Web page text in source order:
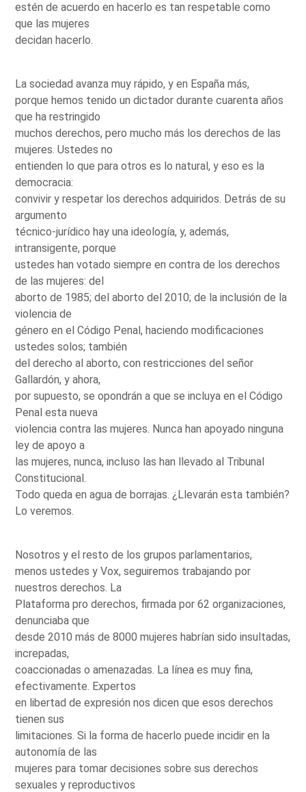
estén de acuerdo en hacerlo es tan respetable como
que las mujeres
decidan hacerlo.
La sociedad avanza muy rápido, y en España más,
porque hemos tenido un dictador durante cuarenta años
que ha restringido
muchos derechos, pero mucho más los derechos de las
mujeres. Ustedes no
entienden lo que para otros es lo natural, y eso es la
democracia:
convivir y respetar los derechos adquiridos. Detrás de su
argumento
técnico-jurídico hay una ideología, y, además,
intransigente, porque
ustedes han votado siempre en contra de los derechos
de las mujeres: del
aborto de 1985; del aborto del 2010; de la inclusión de la
violencia de
género en el Código Penal, haciendo modificaciones
ustedes solos; también
del derecho al aborto, con restricciones del señor
Gallardón, y ahora,
por supuesto, se opondrán a que se incluya en el Código
Penal esta nueva
violencia contra las mujeres. Nunca han apoyado ninguna
ley de apoyo a
las mujeres, nunca, incluso las han llevado al Tribunal
Constitucional.
Todo queda en agua de borrajas. ¿Llevarán esta también?
Lo veremos.
Nosotros y el resto de los grupos parlamentarios,
menos ustedes y Vox, seguiremos trabajando por
nuestros derechos. La
Plataforma pro derechos, firmada por 62 organizaciones,
denunciaba que
desde 2010 más de 8000 mujeres habrían sido insultadas,
increpadas,
coaccionadas o amenazadas. La línea es muy fina,
efectivamente. Expertos
en libertad de expresión nos dicen que esos derechos
tienen sus
limitaciones. Si la forma de hacerlo puede incidir en la
autonomía de las
mujeres para tomar decisiones sobre sus derechos
sexuales y reproductivos